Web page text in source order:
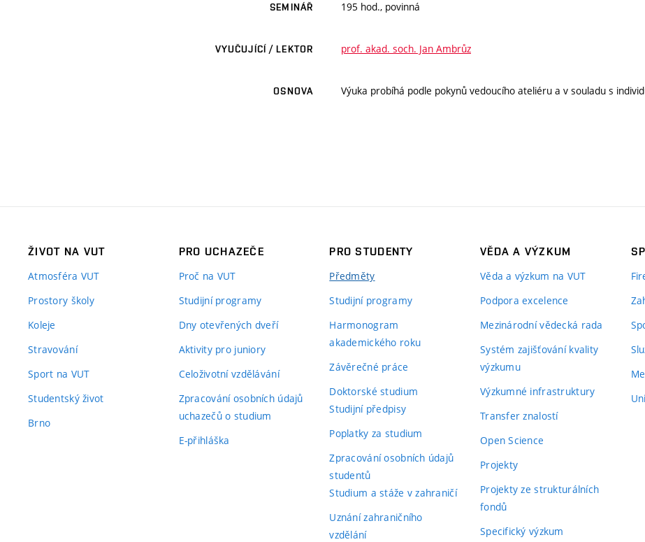
SEMINÁŘ 195 hod., povinná
VYUČUJÍCÍ / LEKTOR prof. akad. soch. Jan Ambrůz
OSNOVA Výuka probíhá podle pokynů vedoucího ateliéru a v souladu s
ŽIVOT NA VUT
Atmosféra VUT
Prostory školy
Koleje
Stravování
Sport na VUT
Studentský život
Brno
PRO UCHAZEČE
Proč na VUT
Studijní programy
Dny otevřených dveří
Aktivity pro juniory
Celoživotní vzdělávání
Zpracování osobních údajů
uchazečů o studium
E-přihláška
PRO STUDENTY
Předměty
Studijní programy
Harmonogram
akademického roku
Závěrečné práce
Doktorské studium
Studijní předpisy
Poplatky za studium
Zpracování osobních údajů
studentů
Studium a stáže v zahraničí
Uznání zahraničního
vzdělání
VĚDA A VÝZKUM
Věda a výzkum na VUT
Podpora excelence
Mezinárodní vědecká rada
Systém zajišťování kvality
výzkumu
Výzkumné infrastruktury
Transfer znalostí
Open Science
Projekty
Projekty ze strukturálních
fondů
Specifický výzkum